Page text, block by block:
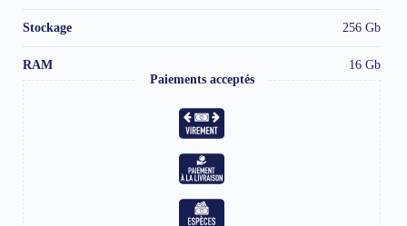
Stockage 256 Gb
RAM
16 Gb
Paiements acceptés